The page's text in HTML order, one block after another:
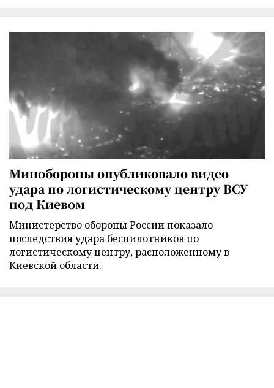
Минобороны опубликовало видео
удара по логистическому центру ВСУ
под Киевом
Министерство обороны России показало
последствия удара беспилотников по
логистическому центру, расположенному в
Киевской области.